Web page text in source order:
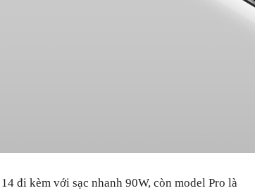
đi kèm với sạc nhanh 90W, còn model Pro là